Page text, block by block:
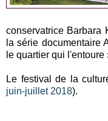
conservatrice Barbara
la série documentaire
le quartier qui l'entoure
Le festival de la
juin-juillet 2018).